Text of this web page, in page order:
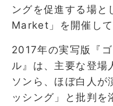
ングを促進する場
Market」を開催して
2017年の実写版『
ル』は、主要な登場
ソンら、ほぼ白人が
ッシング」と批判